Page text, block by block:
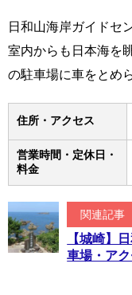
日和山海岸ガイドセ
室内からも日本海を
の駐車場に車をとめ
住所・アクセス
営業時間・定休日・
料金
関連記事
【城崎】
車場・ア